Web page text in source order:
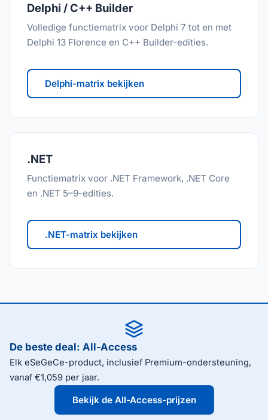
Delphi / C++ Builder
Volledige functiematrix voor Delphi 7 tot en met
Delphi 13 Florence en C++ Builder-edities.
Delphi-matrix bekijken
.NET
Functiematrix voor .NET Framework, .NET Core
en .NET 5–9-edities.
.NET-matrix bekijken
De beste deal: All-Access
Elk eSeGeCe-product, inclusief Premium-ondersteuning,
vanaf €1,059 per jaar.
Bekijk de All-Access-prijzen